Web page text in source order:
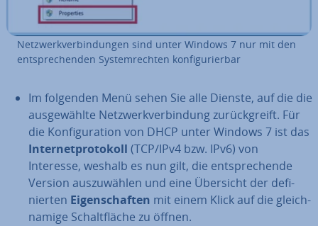
Netz­werk­ver­bin­dun­gen sind unter Windows 7 nur mit den
ent­spre­chen­den Sys­tem­rech­ten kon­fi­gu­rier­bar
Im folgenden Menü sehen Sie alle Dienste, auf die die
aus­ge­wähl­te Netz­werk­ver­bin­dung zu­rück­greift. Für
die Kon­fi­gu­ra­ti­on von DHCP unter Windows 7 ist das
In­ter­net­pro­to­koll (TCP/IPv4 bzw. IPv6) von
Interesse, weshalb es nun gilt, die ent­spre­chen­de
Version aus­zu­wäh­len und eine Übersicht der de­fi­
nier­ten Ei­gen­schaf­ten mit einem Klick auf die gleich­
na­mi­ge Schalt­flä­che zu öffnen.